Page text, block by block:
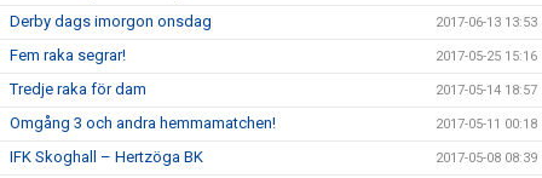
Derby dags imorgon onsdag 2017-06-13 13:53
Fem raka segrar! 2017-05-25 15:16
Tredje raka för dam 2017-05-14 18:57
Omgång 3 och andra hemmamatchen! 2017-05-11 00:18
IFK Skoghall – Hertzöga BK 2017-05-08 08:39